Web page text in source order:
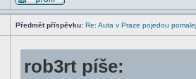
Předmět příspěvku: Re: Auta v Praze pojedou
rob3rt píše: